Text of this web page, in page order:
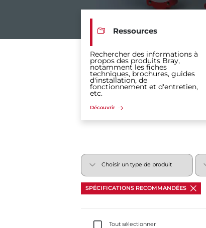
Ressources
Rechercher des informations à
propos des produits Bray,
notamment les fiches
techniques, brochures, guides
d'installation, de
fonctionnement et d'entretien,
etc.
Découvrir
SPÉCIFICATIONS RECOMMANDÉES
Tout sélectionner